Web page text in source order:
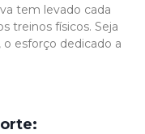
tem levado cada
treinos físicos. Seja
o esforço dedicado a